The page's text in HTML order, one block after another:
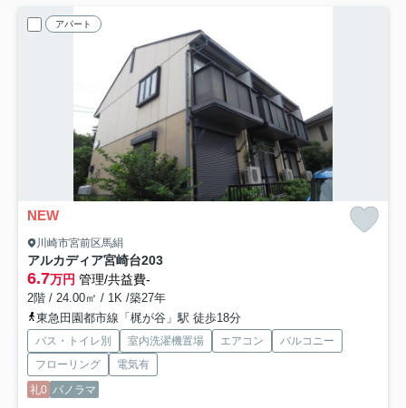
アパート
NEW
川崎市宮前区馬絹
アルカディア宮崎台203
6.7万円 管理/共益費-
2階 / 24.00㎡ / 1K /築27年
東急田園都市線「梶が谷」駅 徒歩18分
バス・トイレ別 室内洗濯機置場 エアコン
バルコニー
フローリング
電気有
礼0 パノラマ